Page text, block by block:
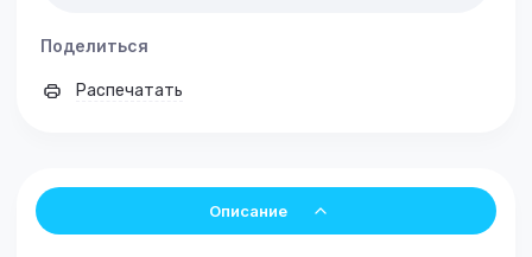
Поделиться
Распечатать
Описание